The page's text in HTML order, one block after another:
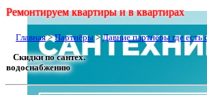
Ремонтируем квартиры и в квартирах
Главная >Партнёры >Давние партнёры где есть
Скидки по сантех.
водоснабжению